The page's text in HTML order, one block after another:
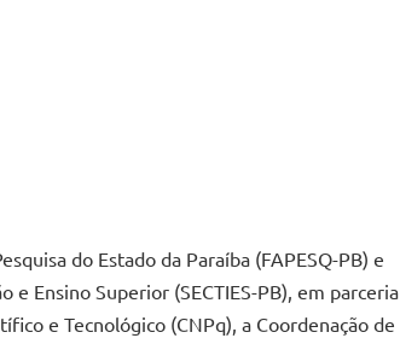
do Estado da Paraíba (FAPESQ-PB) e
e Ensino Superior (SECTIES-PB), em parceria
e Tecnológico (CNPq), a Coordenação de